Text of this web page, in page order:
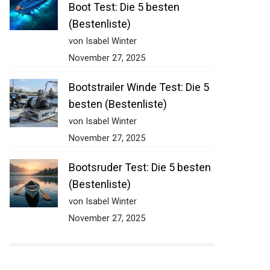
Boot Test: Die 5 besten
(Bestenliste)
von Isabel Winter
November 27, 2025
Bootstrailer Winde Test: Die 5
besten (Bestenliste)
von Isabel Winter
November 27, 2025
Bootsruder Test: Die 5 besten
(Bestenliste)
von Isabel Winter
November 27, 2025